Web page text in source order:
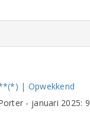
| Opwekkend
- januari 2025: